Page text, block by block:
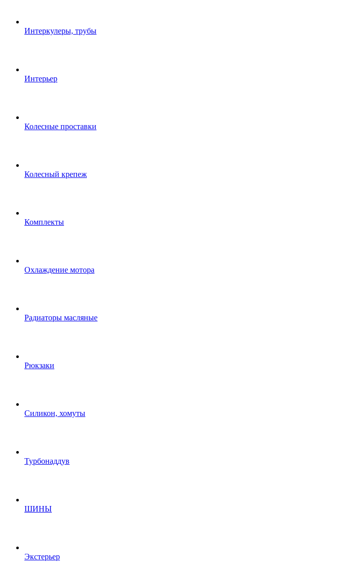
Интеркулеры, трубы
Интерьер
Колесные проставки
Колесный крепеж
Комплекты
Охлаждение мотора
Радиаторы масляные
Рюкзаки
Силикон, хомуты
Турбонаддув
ШИНЫ
Экстерьер